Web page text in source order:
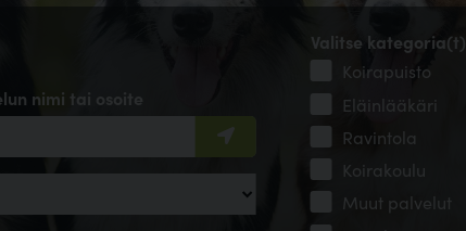
nimi tai osoite
Valitse kategoria(t)
Koirapuisto
Eläinlääkäri
Ravintola
Koirakoulu
Muut palvelut